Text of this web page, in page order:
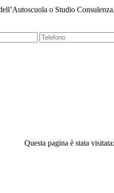
o Studio
Questa pagina è stata